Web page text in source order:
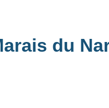
du